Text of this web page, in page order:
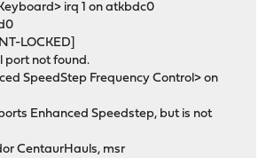
irq 1 on atkbdc0
LOCKED]
port not found.
SpeedStep Frequency Control> on
Enhanced Speedstep, but is not
CentaurHauls, msr